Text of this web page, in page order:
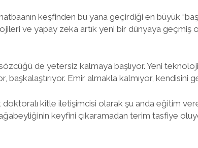
keşfinden bu yana geçirdiği en büyük
ve yapay zeka artık yeni bir dünyaya geçmiş
de yetersiz kalmaya başlıyor. Yeni
başkalaştırıyor. Emir almakla kalmıyor, kendisini
doktoralı kitle iletişimcisi olarak şu anda eğitim
keyfini çıkaramadan terim tasfiye